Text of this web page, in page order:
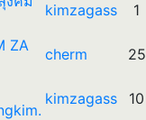
kimzagass 1
ZA
cherm 25
kimzagass 10